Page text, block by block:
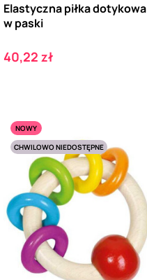
Elastyczna piłka dotykowa
w paski
Cena
40,22 zł
NOWY
CHWILOWO NIEDOSTĘPNE